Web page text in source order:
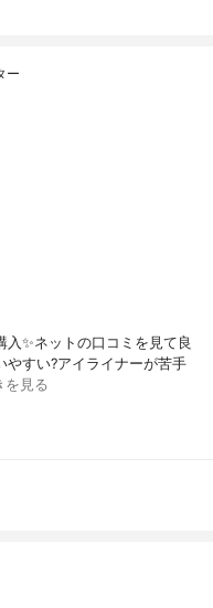
ー
✨ネットの口コミを見て良
やすい?アイライナーが苦手
を見る